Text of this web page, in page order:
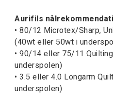
Aurifils
• 80/12 Microtex/Sharp,
(40wt eller 50wt i
• 90/14 eller 75/11
underspolen)
• 3.5 eller 4.0 Longarm
underspolen)